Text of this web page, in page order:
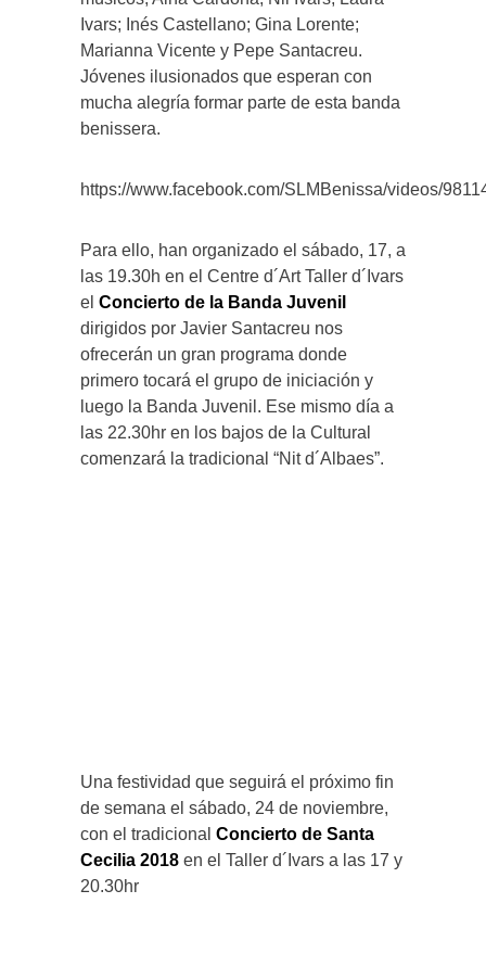
Ivars; Inés Castellano; Gina Lorente;
Marianna Vicente y Pepe Santacreu.
Jóvenes ilusionados que esperan con
mucha alegría formar parte de esta banda
benissera.
https://www.facebook.com/SLMBenissa/videos/
Para ello, han organizado el sábado, 17, a
las 19.30h en el Centre d´Art Taller d´Ivars
el Concierto de la Banda Juvenil
dirigidos por Javier Santacreu nos
ofrecerán un gran programa donde
primero tocará el grupo de iniciación y
luego la Banda Juvenil. Ese mismo día a
las 22.30hr en los bajos de la Cultural
comenzará la tradicional “Nit d´Albaes”.
Una festividad que seguirá el próximo fin
de semana el sábado, 24 de noviembre,
con el tradicional Concierto de Santa
Cecilia 2018 en el Taller d´Ivars a las 17 y
20.30hr